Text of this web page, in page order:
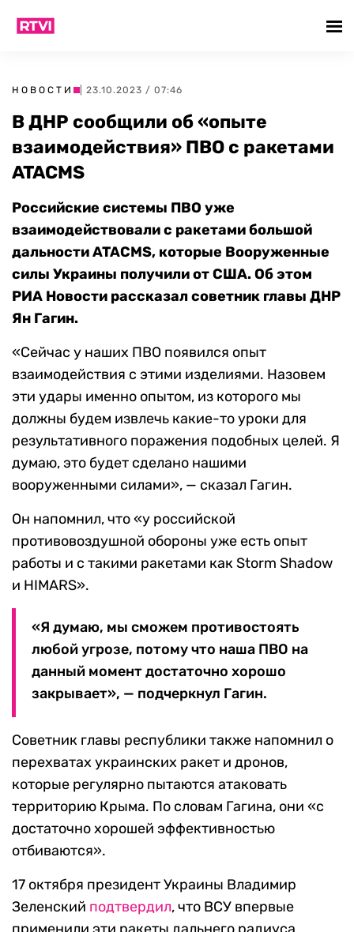
НОВОСТИ | 23.10.2023 / 07:46
В ДНР сообщили об «опыте
взаимодействия» ПВО с ракетами
ATACMS
Российские системы ПВО уже
взаимодействовали с ракетами большой
дальности ATACMS, которые Вооруженные
силы Украины получили от США. Об этом
РИА Новости рассказал советник главы ДНР
Ян Гагин.
«Сейчас у наших ПВО появился опыт
взаимодействия с этими изделиями. Назовем
эти удары именно опытом, из которого мы
должны будем извлечь какие-то уроки для
результативного поражения подобных целей. Я
думаю, это будет сделано нашими
вооруженными силами», — сказал Гагин.
Он напомнил, что «у российской
противовоздушной обороны уже есть опыт
работы и с такими ракетами как Storm Shadow
и HIMARS».
«Я думаю, мы сможем противостоять
любой угрозе, потому что наша ПВО на
данный момент достаточно хорошо
закрывает», — подчеркнул Гагин.
Советник главы республики также напомнил о
перехватах украинских ракет и дронов,
которые регулярно пытаются атаковать
территорию Крыма. По словам Гагина, они «с
достаточно хорошей эффективностью
отбиваются».
17 октября президент Украины Владимир
Зеленский подтвердил, что ВСУ впервые